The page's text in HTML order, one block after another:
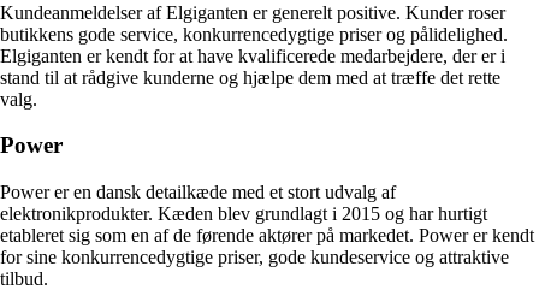
Kundeanmeldelser af Elgiganten er generelt positive. Kunder roser
butikkens gode service, konkurrencedygtige priser og pålidelighed.
Elgiganten er kendt for at have kvalificerede medarbejdere, der er i
stand til at rådgive kunderne og hjælpe dem med at træffe det rette
valg.
Power
Power er en dansk detailkæde med et stort udvalg af
elektronikprodukter. Kæden blev grundlagt i 2015 og har hurtigt
etableret sig som en af de førende aktører på markedet. Power er kendt
for sine konkurrencedygtige priser, gode kundeservice og attraktive
tilbud.